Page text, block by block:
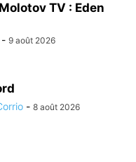
TV : Eden
- 9 août 2026
- 8 août 2026